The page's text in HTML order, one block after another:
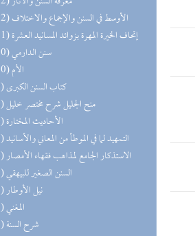
(12) الأوسط في السنن والإجماع والاختلاف
(11) إتحاف الخيرة المهرة بزوائد المسانيد العشرة
(10) سنن الدارمي
(10) الأم
(9) كتاب السنن الكبرى
(8) منح الجليل شرح مختصر خليل
(8) الأحاديث المختارة
(8) التمهيد لما في الموطأ من المعاني والأسانيد
(8) الاستذكار الجامع لمذاهب فقهاء الأمصار
(7) السنن الصغير للبيهقي
(7) نيل الأوطار
(7) المغني
(7) شرح السنة